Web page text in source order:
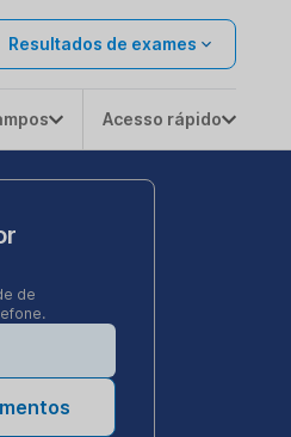
Resultados de exames
Acesso rápido
de